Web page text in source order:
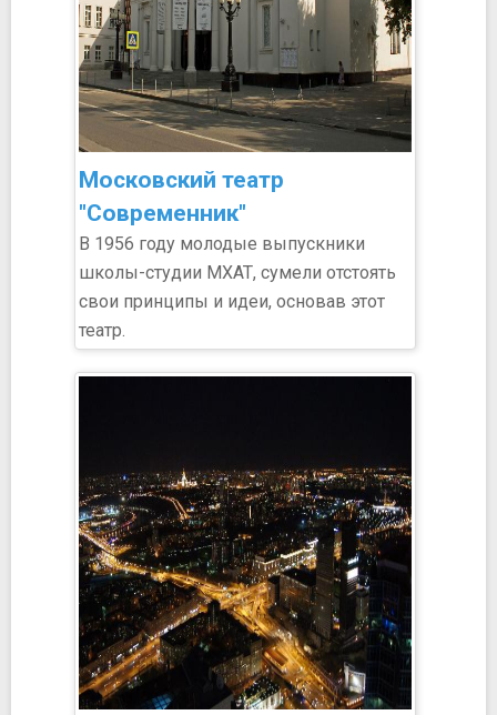
Московский театр
"Современник"
В 1956 году молодые выпускники
школы-студии МХАТ, сумели отстоять
свои принципы и идеи, основав этот
театр.